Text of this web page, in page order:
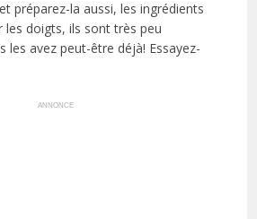
préparez-la aussi, les ingrédients
les doigts, ils sont très peu
les avez peut-être déjà! Essayez-
ANNONCE